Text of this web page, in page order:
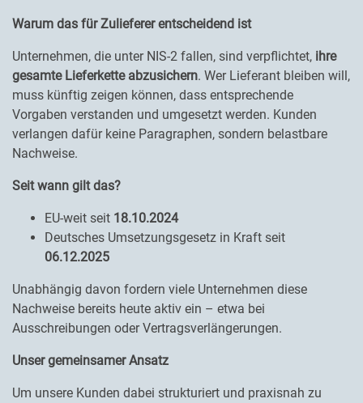
Warum das für Zulieferer entscheidend ist
Unternehmen, die unter NIS-2 fallen, sind verpflichtet, ihre
gesamte Lieferkette abzusichern. Wer Lieferant bleiben will,
muss künftig zeigen können, dass entsprechende
Vorgaben verstanden und umgesetzt werden. Kunden
verlangen dafür keine Paragraphen, sondern belastbare
Nachweise.
Seit wann gilt das?
EU-weit seit 18.10.2024
Deutsches Umsetzungsgesetz in Kraft seit
06.12.2025
Unabhängig davon fordern viele Unternehmen diese
Nachweise bereits heute aktiv ein – etwa bei
Ausschreibungen oder Vertragsverlängerungen.
Unser gemeinsamer Ansatz
Um unsere Kunden dabei strukturiert und praxisnah zu